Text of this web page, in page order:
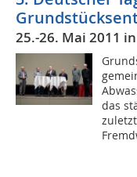
25.-26. Mai 2011
das